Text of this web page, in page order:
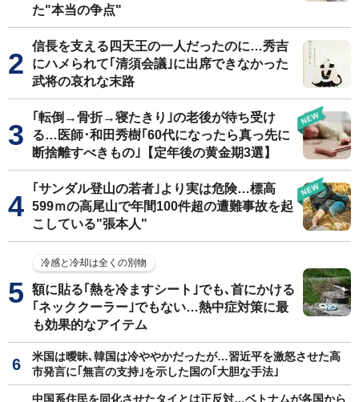
た"本当の争点"
信長を支える四天王の一人だったのに…秀吉
にハメられて｢清須会議｣に出席できなかった
武将の哀れな末路
｢転倒→骨折→寝たきり｣の老後が待ち受け
る…医師･和田秀樹｢60代になったら真っ先に
断捨離すべきもの｣【定年後の黄金期3選】
｢サンダル登山の若者｣より実は危険…標高
599ｍの高尾山で年間100件超の遭難事故を起
こしている"張本人"
冷感と冷却は全くの別物
額に貼る｢熱を冷ますシート｣でも､首にかける
｢ネッククーラー｣でもない…熱中症対策に最
も効果的なアイテム
米国は曖昧､韓国は冷ややかだったが…習近平を激怒させた高
市発言に｢無言の支持｣を示した国の｢大胆な手法｣
中国系住民を同化させたタイとは正反対…ベトナムが各国から